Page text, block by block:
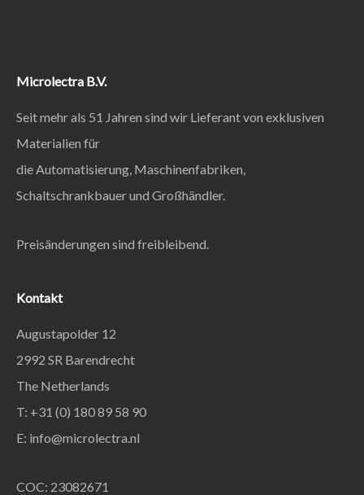
Microlectra B.V.
Seit mehr als 51 Jahren sind wir Lieferant von exklusiven
Materialien für
die Automatisierung, Maschinenfabriken,
Schaltschrankbauer und Großhändler.
Preisänderungen sind freibleibend.
Kontakt
Augustapolder 12
2992 SR Barendrecht
The Netherlands
T: +31 (0) 180 89 58 90
E: info@microlectra.nl
COC: 23082671